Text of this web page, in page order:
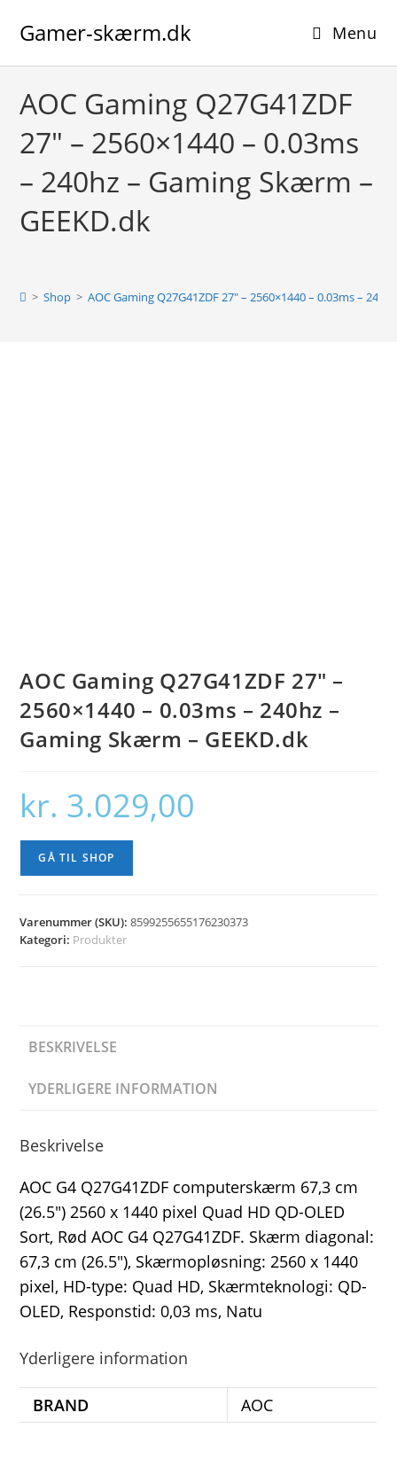
Gamer-skærm.dk Menu
AOC Gaming Q27G41ZDF
27″ – 2560×1440 – 0.03ms
– 240hz – Gaming Skærm –
GEEKD.dk
> Shop > AOC Gaming Q27G41ZDF 27″ – 2560×1440 – 0.03ms –
AOC Gaming Q27G41ZDF 27″ –
2560×1440 – 0.03ms – 240hz –
Gaming Skærm – GEEKD.dk
kr. 3.029,00
GÅ TIL SHOP
Varenummer (SKU):8599255655176230373
Kategori: Produkter
BESKRIVELSE
YDERLIGERE INFORMATION
Beskrivelse
AOC G4 Q27G41ZDF computerskærm 67,3 cm
(26.5″) 2560 x 1440 pixel Quad HD QD-OLED
Sort, Rød AOC G4 Q27G41ZDF. Skærm diagonal:
67,3 cm (26.5″), Skærmopløsning: 2560 x 1440
pixel, HD-type: Quad HD, Skærmteknologi: QD-
OLED, Responstid: 0,03 ms, Natu
Yderligere information
BRAND AOC